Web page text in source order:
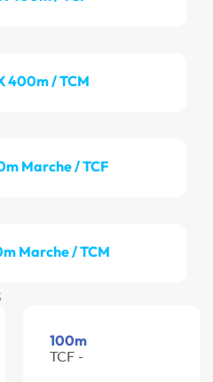
400m / TCM
Marche / TCF
Marche / TCM
100m
TCF -